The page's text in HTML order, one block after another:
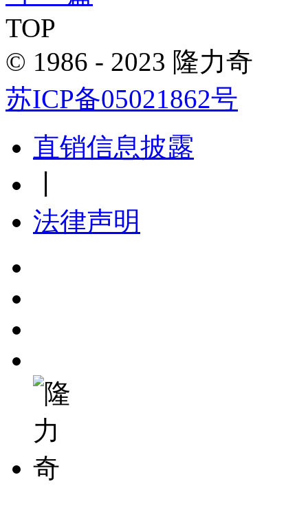
TOP
© 1986 - 2023 隆力奇
苏ICP备05021862号
直销信息披露
法律声明